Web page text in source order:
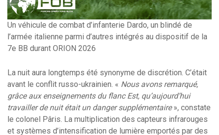
Un véhicule de combat d’infanterie Dardo, un blindé de
l’armée italienne parmi d’autres intégrés au dispositif de la
7e BB durant ORION 2026
La nuit aura longtemps été synonyme de discrétion. C’était
avant le conflit russo-ukrainien. « Nous avons remarqué,
grâce aux enseignements du flanc Est, qu’aujourd’hui
travailler de nuit était un danger supplémentaire», constate
le colonel Pâris. La multiplication des capteurs infrarouges
et systèmes d’intensification de lumière emportés par des